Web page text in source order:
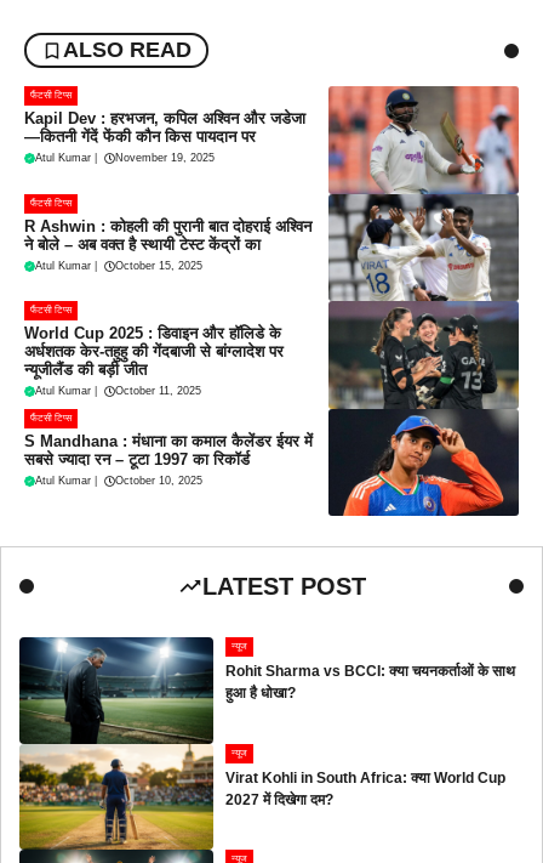
ALSO READ
फैंटसी टिप्स
Kapil Dev : हरभजन, कपिल अश्विन और जडेजा
—कितनी गेंदें फेंकी कौन किस पायदान पर
Atul Kumar November 19, 2025
फैंटसी टिप्स
R Ashwin : कोहली की पुरानी बात दोहराई अश्विन
ने बोले – अब वक्त है स्थायी टेस्ट केंद्रों का
Atul Kumar October 15, 2025
फैंटसी टिप्स
World Cup 2025 : डिवाइन और हॉलिडे के
अर्धशतक केर-तहुहु की गेंदबाजी से बांग्लादेश पर
न्यूजीलैंड की बड़ी जीत
Atul Kumar October 11, 2025
फैंटसी टिप्स
S Mandhana : मंधाना का कमाल कैलेंडर ईयर में
सबसे ज्यादा रन – टूटा 1997 का रिकॉर्ड
Atul Kumar October 10, 2025
LATEST POST
न्यूज
Rohit Sharma vs BCCI: क्या चयनकर्ताओं के साथ
हुआ है धोखा?
न्यूज
Virat Kohli in South Africa: क्या World Cup
2027 में दिखेगा दम?
न्यूज